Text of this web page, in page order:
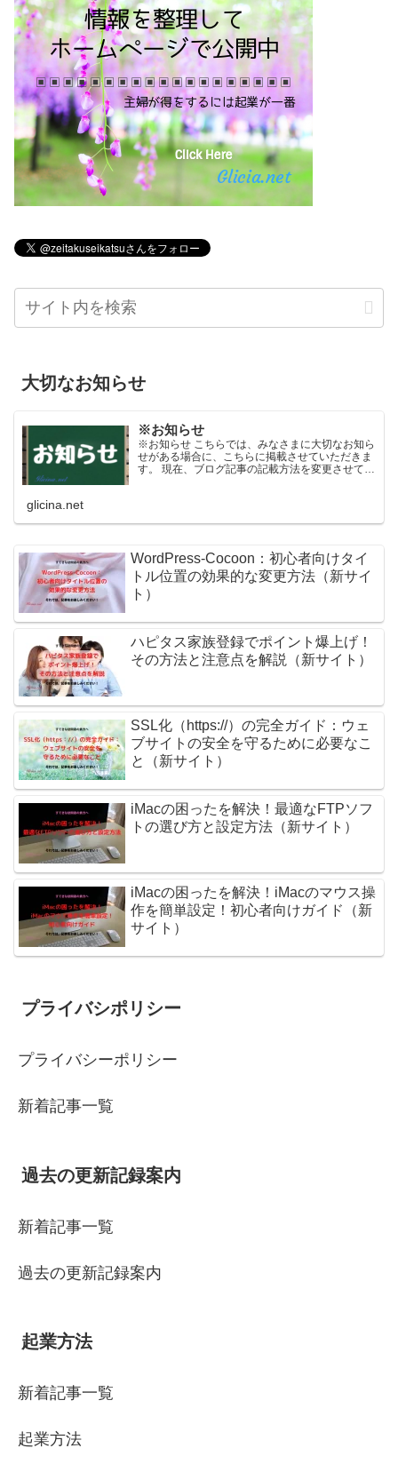
大切なお知らせ
※お知らせ
※お知らせ こちらでは、みなさまに大切なお知ら
せがある場合に、こちらに掲載させていただきま
す。 現在、ブログ記事の記載方法を変更させてい
glicina.net
WordPress-Cocoon：初心者向けタイ
トル位置の効果的な変更方法（新サイ
ト）
ハピタス家族登録でポイント爆上げ！
その方法と注意点を解説（新サイト）
SSL化（https://）の完全ガイド：ウェ
ブサイトの安全を守るために必要なこ
と（新サイト）
iMacの困ったを解決！最適なFTPソフ
トの選び方と設定方法（新サイト）
iMacの困ったを解決！iMacのマウス操
作を簡単設定！初心者向けガイド（新
サイト）
プライバシポリシー
プライバシーポリシー
新着記事一覧
過去の更新記録案内
新着記事一覧
過去の更新記録案内
起業方法
新着記事一覧
起業方法